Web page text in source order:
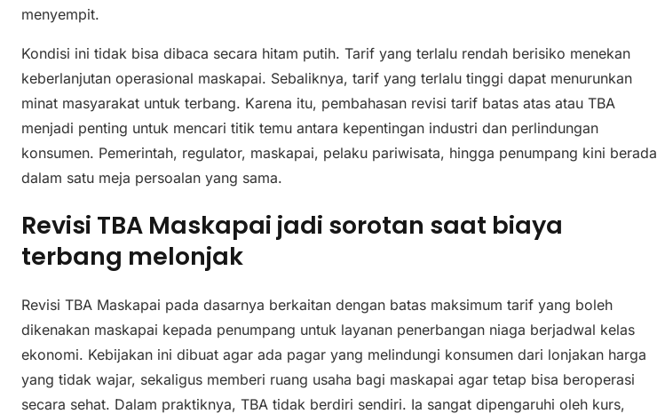
menyempit.
Kondisi ini tidak bisa dibaca secara hitam putih. Tarif yang terlalu rendah berisiko menekan
keberlanjutan operasional maskapai. Sebaliknya, tarif yang terlalu tinggi dapat menurunkan
minat masyarakat untuk terbang. Karena itu, pembahasan revisi tarif batas atas atau TBA
menjadi penting untuk mencari titik temu antara kepentingan industri dan perlindungan
konsumen. Pemerintah, regulator, maskapai, pelaku pariwisata, hingga penumpang kini berada
dalam satu meja persoalan yang sama.
Revisi TBA Maskapai jadi sorotan saat biaya
terbang melonjak
Revisi TBA Maskapai pada dasarnya berkaitan dengan batas maksimum tarif yang boleh
dikenakan maskapai kepada penumpang untuk layanan penerbangan niaga berjadwal kelas
ekonomi. Kebijakan ini dibuat agar ada pagar yang melindungi konsumen dari lonjakan harga
yang tidak wajar, sekaligus memberi ruang usaha bagi maskapai agar tetap bisa beroperasi
secara sehat. Dalam praktiknya, TBA tidak berdiri sendiri. Ia sangat dipengaruhi oleh kurs,